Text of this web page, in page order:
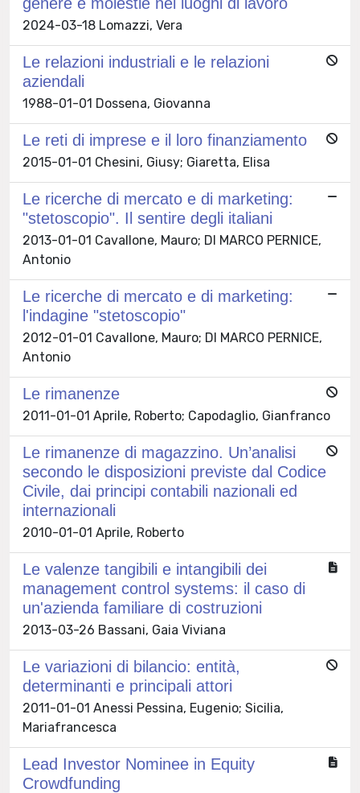
2024-03-18 Lomazzi, Vera
Le relazioni industriali e le relazioni
aziendali
1988-01-01 Dossena, Giovanna
Le reti di imprese e il loro finanziamento
2015-01-01 Chesini, Giusy; Giaretta, Elisa
Le ricerche di mercato e di marketing:
"stetoscopio". Il sentire degli italiani
2013-01-01 Cavallone, Mauro; DI MARCO PERNICE,
Antonio
Le ricerche di mercato e di marketing:
l'indagine "stetoscopio"
2012-01-01 Cavallone, Mauro; DI MARCO PERNICE,
Antonio
Le rimanenze
2011-01-01 Aprile, Roberto; Capodaglio, Gianfranco
Le rimanenze di magazzino. Un’analisi
secondo le disposizioni previste dal Codice
Civile, dai principi contabili nazionali ed
internazionali
2010-01-01 Aprile, Roberto
Le valenze tangibili e intangibili dei
management control systems: il caso di
un'azienda familiare di costruzioni
2013-03-26 Bassani, Gaia Viviana
Le variazioni di bilancio: entità,
determinanti e principali attori
2011-01-01 Anessi Pessina, Eugenio; Sicilia,
Mariafrancesca
Lead Investor Nominee in Equity
Crowdfunding